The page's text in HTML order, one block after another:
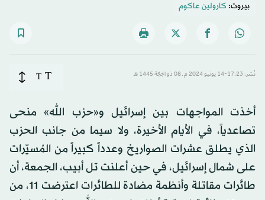
بيروت: كارولين عاكوم
نُشر: 17:23-14 يونيو 2024 م ـ 08 ذو الحِجّة 1445 هـ T
T
أخذت المواجهات بين إسرائيل و«حزب الله» منحى
تصاعدياً، في الأيام الأخيرة، ولا سيما من جانب الحزب
الذي يطلق عشرات الصواريخ وعدداً كبيراً من المُسيّرات
على شمال إسرائيل، في حين أعلنت تل أبيب، الجمعة، أن
طائرات مقاتلة وأنظمة مضادة للطائرات اعترضت 11، من